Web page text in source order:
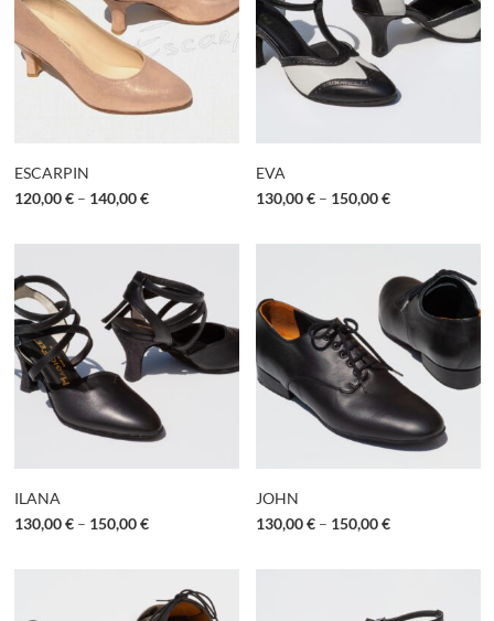
ESCARPIN
120,00€– 140,00€
EVA
130,00€– 150,00€
ILANA
130,00€– 150,00€
JOHN
130,00€– 150,00€